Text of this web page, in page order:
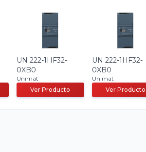
UN 222-1HF32-
0XB0
Unimat
Ver Producto
UN 222-1HF32-
0XB0
Unimat
Ver Producto